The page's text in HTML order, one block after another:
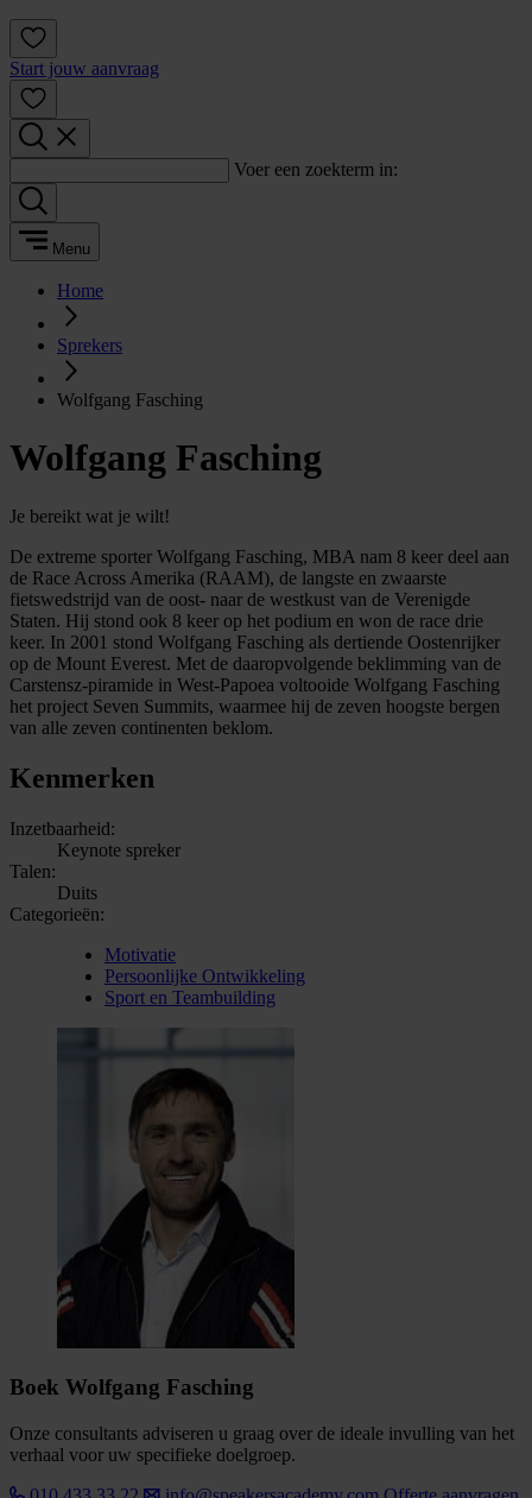
Start jouw aanvraag
Voer een zoekterm in:
Menu
Home
Sprekers
Wolfgang Fasching
Wolfgang Fasching
Je bereikt wat je wilt!
De extreme sporter Wolfgang Fasching, MBA nam 8 keer deel aan
de Race Across Amerika (RAAM), de langste en zwaarste
fietswedstrijd van de oost- naar de westkust van de Verenigde
Staten. Hij stond ook 8 keer op het podium en won de race drie
keer. In 2001 stond Wolfgang Fasching als dertiende Oostenrijker
op de Mount Everest. Met de daaropvolgende beklimming van de
Carstensz-piramide in West-Papoea voltooide Wolfgang Fasching
het project Seven Summits, waarmee hij de zeven hoogste bergen
van alle zeven continenten beklom.
Kenmerken
Inzetbaarheid:
Keynote spreker
Talen:
Duits
Categorieën:
Motivatie
Persoonlijke Ontwikkeling
Sport en Teambuilding
Boek Wolfgang Fasching
Onze consultants adviseren u graag over de ideale invulling van het
verhaal voor uw specifieke doelgroep.